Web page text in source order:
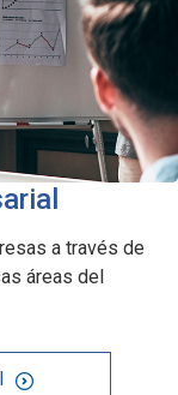
a través de
áreas del